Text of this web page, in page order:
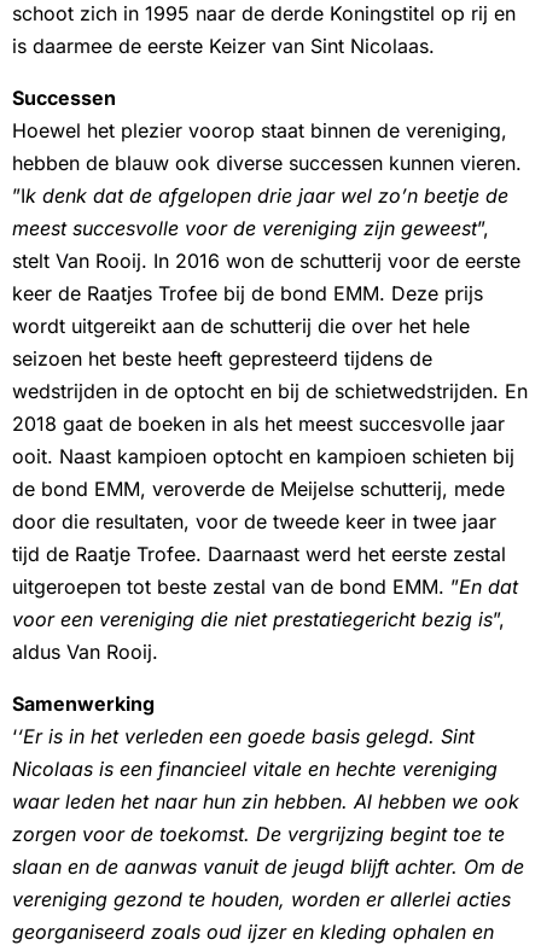
schoot zich in 1995 naar de derde Koningstitel op rij en
is daarmee de eerste Keizer van Sint Nicolaas.
Successen
Hoewel het plezier voorop staat binnen de vereniging,
hebben de blauw ook diverse successen kunnen vieren.
”Ik denk dat de afgelopen drie jaar wel zo’n beetje de
meest succesvolle voor de vereniging zijn geweest”,
stelt Van Rooij. In 2016 won de schutterij voor de eerste
keer de Raatjes Trofee bij de bond EMM. Deze prijs
wordt uitgereikt aan de schutterij die over het hele
seizoen het beste heeft gepresteerd tijdens de
wedstrijden in de optocht en bij de schietwedstrijden. En
2018 gaat de boeken in als het meest succesvolle jaar
ooit. Naast kampioen optocht en kampioen schieten bij
de bond EMM, veroverde de Meijelse schutterij, mede
door die resultaten, voor de tweede keer in twee jaar
tijd de Raatje Trofee. Daarnaast werd het eerste zestal
uitgeroepen tot beste zestal van de bond EMM. ”En dat
voor een vereniging die niet prestatiegericht bezig is”,
aldus Van Rooij.
Samenwerking
‘‘Er is in het verleden een goede basis gelegd. Sint
Nicolaas is een financieel vitale en hechte vereniging
waar leden het naar hun zin hebben. Al hebben we ook
zorgen voor de toekomst. De vergrijzing begint toe te
slaan en de aanwas vanuit de jeugd blijft achter. Om de
vereniging gezond te houden, worden er allerlei acties
georganiseerd zoals oud ijzer en kleding ophalen en